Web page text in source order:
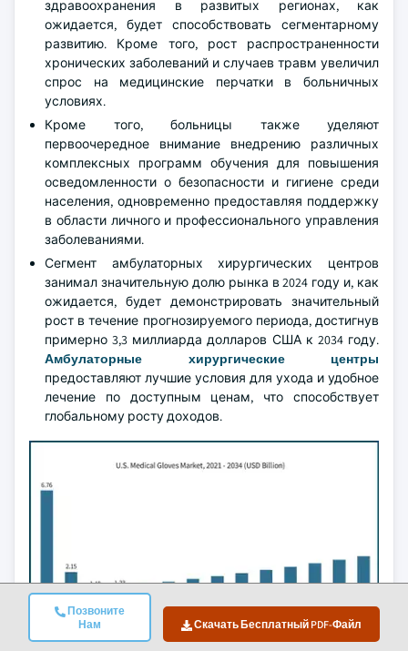
Позвоните
Нам
Скачать Бесплатный PDF-Файл
здравоохранения в развитых регионах, как
ожидается, будет способствовать сегментарному
развитию. Кроме того, рост распространенности
хронических заболеваний и случаев травм увеличил
спрос на медицинские перчатки в больничных
условиях.
Кроме того, больницы также уделяют
первоочередное внимание внедрению различных
комплексных программ обучения для повышения
осведомленности о безопасности и гигиене среди
населения, одновременно предоставляя поддержку
в области личного и профессионального управления
заболеваниями.
Сегмент амбулаторных хирургических центров
занимал значительную долю рынка в 2024 году и, как
ожидается, будет демонстрировать значительный
рост в течение прогнозируемого периода, достигнув
примерно 3,3 миллиарда долларов США к 2034 году.
Амбулаторные хирургические центры
предоставляют лучшие условия для ухода и удобное
лечение по доступным ценам, что способствует
глобальному росту доходов.